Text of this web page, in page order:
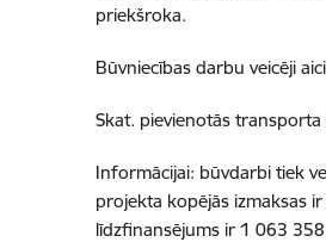
priekšroka.
Būvniecības darbu veicēji
Skat. pievienotās
Informācijai: būvdarbi tiek
projekta kopējās izmaksas
līdzfinansējums ir 1 063